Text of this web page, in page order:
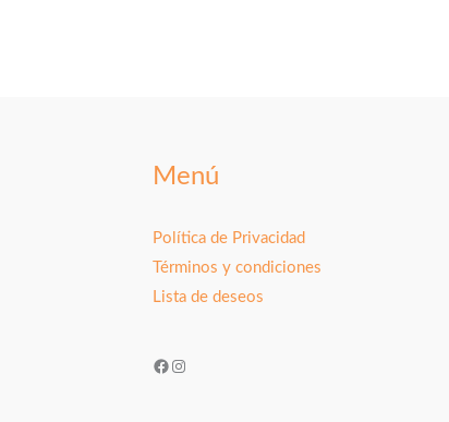
Menú
Política de Privacidad
Términos y condiciones
Lista de deseos
Facebook
Instagram